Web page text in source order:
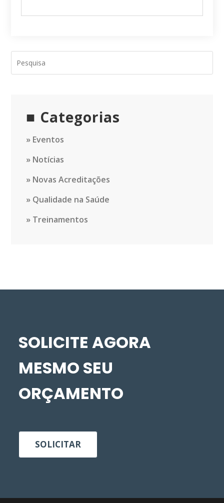
Categorias
Eventos
Notícias
Novas Acreditações
Qualidade na Saúde
Treinamentos
SOLICITE AGORA
MESMO SEU
ORÇAMENTO
SOLICITAR